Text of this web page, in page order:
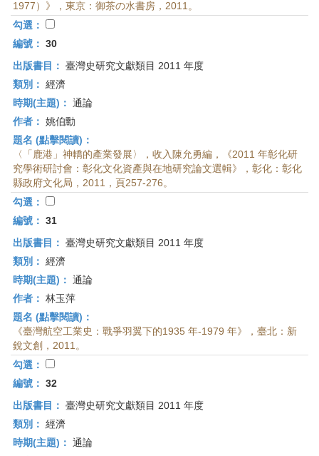
1977）》，東京：御茶の水書房，2011。
勾選：
編號： 30
出版書目： 臺灣史研究文獻類目 2011 年度
類別： 經濟
時期(主題)： 通論
作者： 姚伯勳
題名 (點擊閱讀)：
〈「鹿港」神轎的產業發展〉，收入陳允勇編，《2011 年彰化研
究學術研討會：彰化文化資產與在地研究論文選輯》，彰化：彰化
縣政府文化局，2011，頁257-276。
勾選：
編號： 31
出版書目： 臺灣史研究文獻類目 2011 年度
類別： 經濟
時期(主題)： 通論
作者： 林玉萍
題名 (點擊閱讀)：
《臺灣航空工業史：戰爭羽翼下的1935 年-1979 年》，臺北：新
銳文創，2011。
勾選：
編號： 32
出版書目： 臺灣史研究文獻類目 2011 年度
類別： 經濟
時期(主題)： 通論